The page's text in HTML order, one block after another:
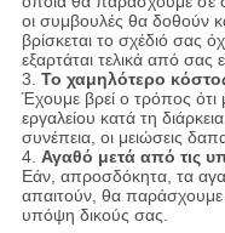
οι συμβουλές θα δοθούν
βρίσκεται το σχέδιό σας
εξαρτάται τελικά από σας
3. Το χαμηλότερο
Έχουμε βρεί ο τρόπος ότι
εργαλείου κατά τη
συνέπεια, οι μειώσεις
4. Αγαθό μετά από τις
Εάν, απροσδόκητα, τα
απαιτούν, θα παράσχουμε
υπόψη δικούς σας.